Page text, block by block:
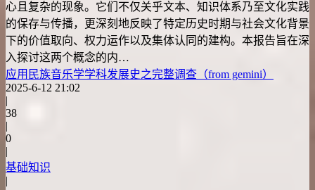
心且复杂的现象。它们不仅关乎文本、知识体系乃至文化实践
的保存与传播，更深刻地反映了特定历史时期与社会文化背景
下的价值取向、权力运作以及集体认同的建构。本报告旨在深
入探讨这两个概念的内…
应用民族音乐学学科发展史之完整调查（from gemini）
2025-6-12 21:02
|
38
|
0
|
基础知识
|